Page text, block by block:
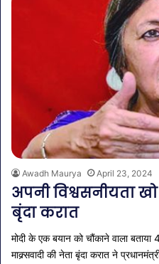
Awadh Maurya April 23, 2024
अपनी विश्वसनीयता
बृंदा करात
मोदी के एक बयान को चौंकाने वाला
माक्र्सवादी की नेता बृंदा करात ने